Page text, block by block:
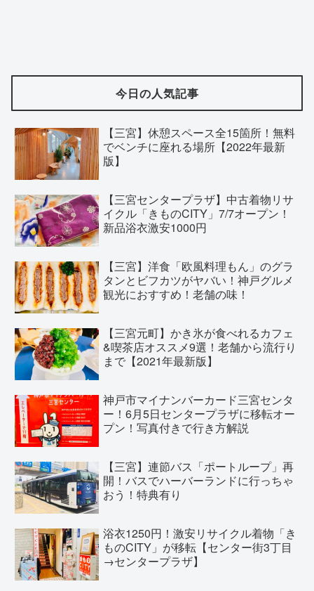
今日の人気記事
【三宮】休憩スペース全15箇所！無料
でベンチに座れる場所【2022年最新
版】
【三宮センタープラザ】中古着物リサ
イクル「きものCITY」7/7オープン！
新品浴衣激安1000円
【三宮】洋食「欧風料理もん」のグラ
タンとビフカツがヤバい！神戸グルメ
観光におすすめ！老舗の味！
【三宮元町】かき氷が食べれるカフェ
&喫茶店オススメ9選！老舗から流行り
まで【2021年最新版】
神戸市マイナンバーカード三宮センタ
ー！6月5日センタープラザに移転オー
プン！写真付きで行き方解説
【三宮】連節バス「ポートループ」再
開！バスでハーバーランドに行っちゃ
おう！特典有り
浴衣1250円！激安リサイクル着物「き
ものCITY」が移転【センター街3丁目
→センタープラザ】